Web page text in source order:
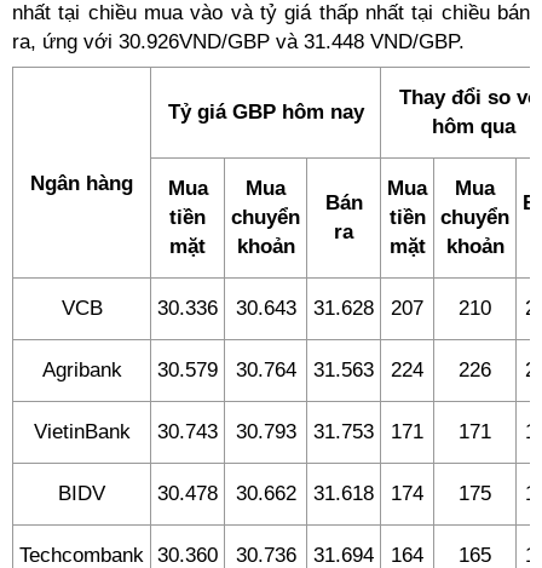
nhất tại chiều mua vào và tỷ giá thấp nhất tại chiều bán
ra, ứng với 30.926VND/GBP và 31.448 VND/GBP.
Ngân hàng
Tỷ giá GBP hôm nay
Thay đổi so
hôm qua
Mua
tiền
mặt
Mua
chuyển
khoản
Bán
ra
Mua
tiền
mặt
Mua
chuyển
khoản
VCB 30.336 30.643 31.628 207 210
Agribank 30.579 30.764 31.563 224 226
VietinBank 30.743 30.793 31.753 171 171
BIDV 30.478 30.662 31.618 174 175
Techcombank 30.360 30.736 31.694 164 165